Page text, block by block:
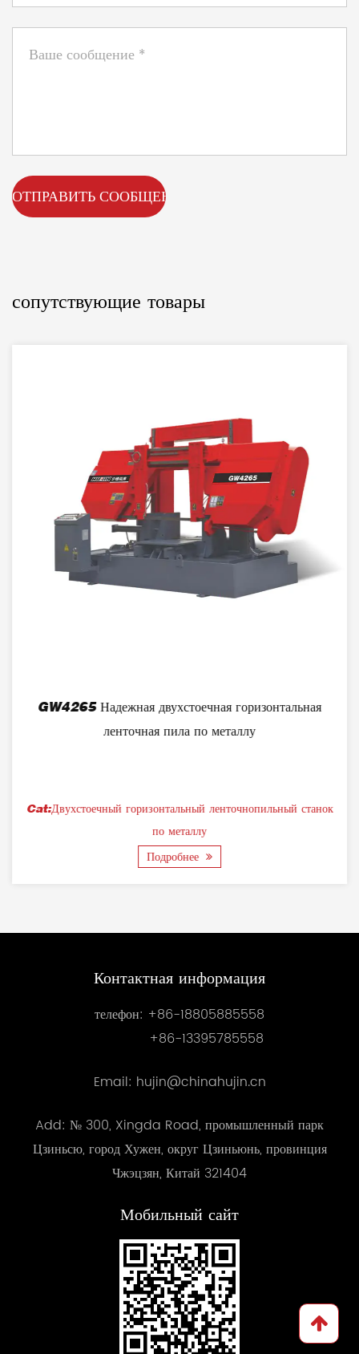
сопутствующие товары
GW4265 Надежная двухстоечная горизонтальная
ленточная пила по металлу
Cat:Двухстоечный горизонтальный ленточнопильный станок
по металлу
Подробнее
Контактная информация
телефон: +86-18805885558
+86-13395785558
Email: hujin@chinahujin.cn
Add: № 300, Xingda Road, промышленный парк
Цзиньсю, город Хужен, округ Цзиньюнь, провинция
Чжэцзян, Китай 321404
Мобильный сайт